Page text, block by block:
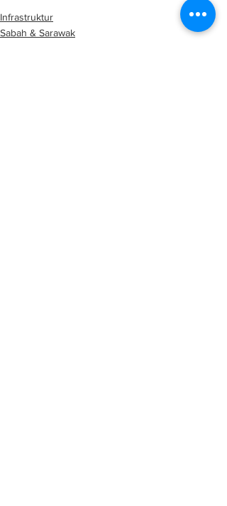
Infrastruktur
Sabah & Sarawak